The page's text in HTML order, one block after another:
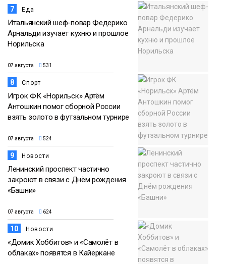
7 Еда
Итальянский шеф-повар Федерико
Арнальди изучает кухню и прошлое
Норильска
07 августа 531
8 Спорт
Игрок ФК «Норильск» Артём
Антошкин помог сборной России
взять золото в футзальном турнире
07 августа 524
9 Новости
Ленинский проспект частично
закроют в связи с Днём рождения
«Башни»
07 августа 624
10 Новости
«Домик Хоббитов» и «Самолёт в
облаках» появятся в Кайеркане